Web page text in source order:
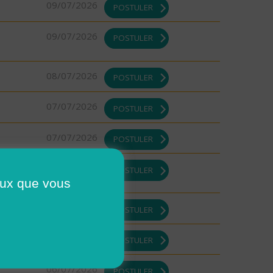
09/07/2026 POSTULER
09/07/2026 POSTULER
08/07/2026 POSTULER
07/07/2026 POSTULER
07/07/2026 POSTULER
POSTULER
POSTULER
POSTULER
06/07/2026
que vous